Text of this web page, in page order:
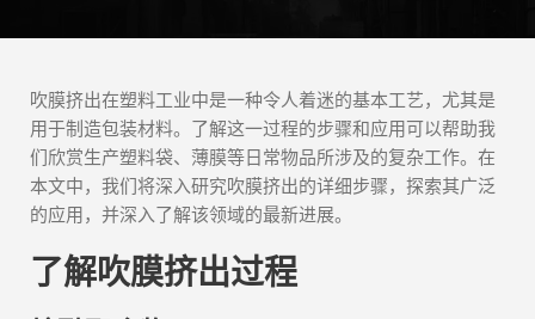
吹膜挤出在塑料工业中是一种令人着迷的基本工艺，尤其是
用于制造包装材料。了解这一过程的步骤和应用可以帮助我
们欣赏生产塑料袋、薄膜等日常物品所涉及的复杂工作。在
本文中，我们将深入研究吹膜挤出的详细步骤，探索其广泛
的应用，并深入了解该领域的最新进展。
了解吹膜挤出过程